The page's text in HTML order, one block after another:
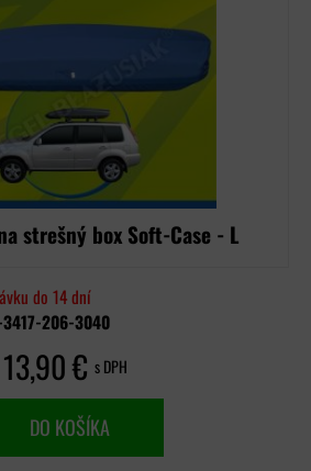
strešný box Soft-Case - L
do 14 dní
3417-206-3040
13,90 € s DPH
DO KOŠÍKA